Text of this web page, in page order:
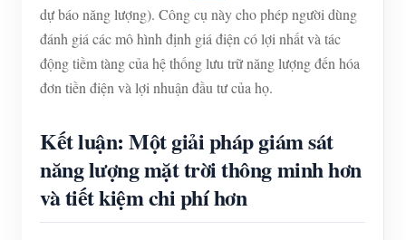
dự báo năng lượng). Công cụ này cho phép người dùng
đánh giá các mô hình định giá điện có lợi nhất và tác
động tiềm tàng của hệ thống lưu trữ năng lượng đến hóa
đơn tiền điện và lợi nhuận đầu tư của họ.
Kết luận: Một giải pháp giám sát
năng lượng mặt trời thông minh hơn
và tiết kiệm chi phí hơn